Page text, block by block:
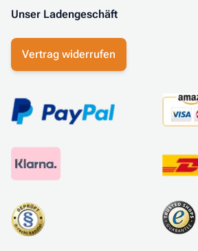
Unser Ladengeschäft
Vertrag widerrufen